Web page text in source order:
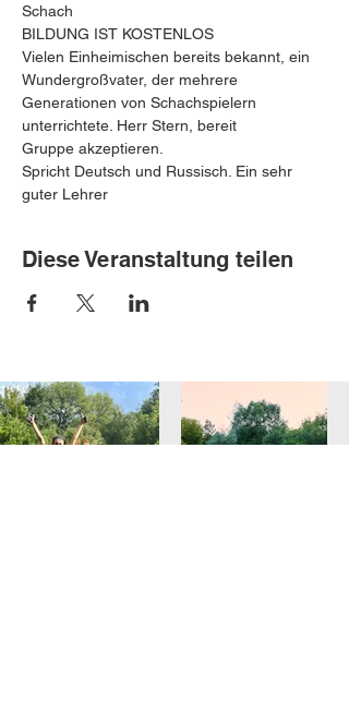
Schach
BILDUNG IST KOSTENLOS
Vielen Einheimischen bereits bekannt, ein
Wundergroßvater, der mehrere
Generationen von Schachspielern
unterrichtete. Herr Stern, bereit
Gruppe akzeptieren.
Spricht Deutsch und Russisch. Ein sehr
guter Lehrer
Diese Veranstaltung teilen